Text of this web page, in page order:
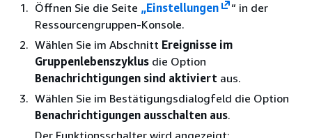
Öffnen Sie die Seite „Einstellungen
“ in der
Ressourcengruppen-Konsole.
Wählen Sie im Abschnitt Ereignisse im
Gruppenlebenszyklus die Option
Benachrichtigungen sind aktiviert aus.
Wählen Sie im Bestätigungsdialogfeld die Option
Benachrichtigungen ausschalten aus.
Der Funktionsschalter wird angezeigt: